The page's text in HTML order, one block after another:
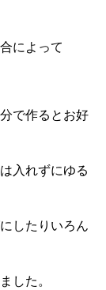
によって
で作るとお好
入れずにゆる
したりいろん
した。